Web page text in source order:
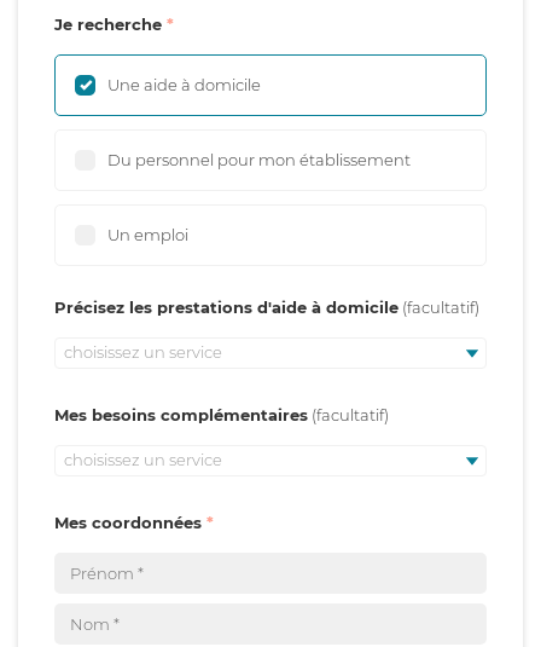
Je recherche
Une aide à domicile
Du personnel pour mon établissement
Un emploi
Précisez les prestations d'aide à domicile
choisissez un service
Mes besoins complémentaires
choisissez un service
Mes coordonnées